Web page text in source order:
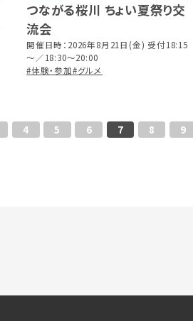
つながる桜川 ちょい夏祭り交
流会
開催日時：2026年8月21日(金) 受付18:15
～／18:30～20:00
#体験・参加#グルメ
4 5 6 7 8 9